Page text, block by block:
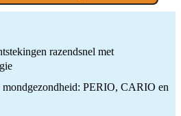
razendsnel met
PERIO, CARIO en